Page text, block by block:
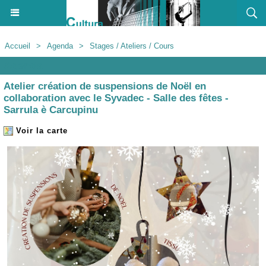
Accueil > Agenda > Stages / Ateliers / Cours
Atelier création de suspensions de Noël en
collaboration avec le Syvadec - Salle des fêtes -
Sarrula è Carcupinu
Voir la carte